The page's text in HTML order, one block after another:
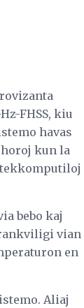
FHSS, kiu
havas
horoj kun la
tekkomputiloj
bebo kaj
vian
en
Aliaj